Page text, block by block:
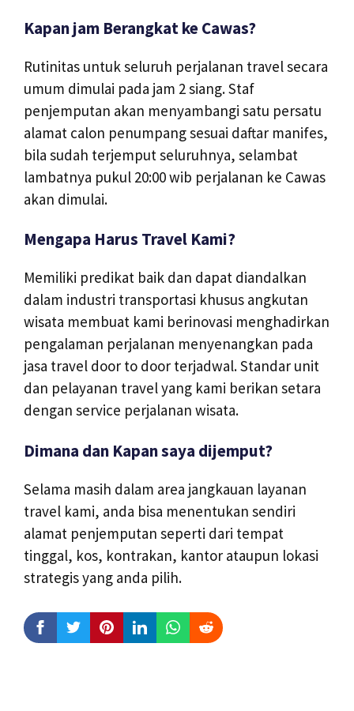
Kapan jam Berangkat ke Cawas?
Rutinitas untuk seluruh perjalanan travel secara
umum dimulai pada jam 2 siang. Staf
penjemputan akan menyambangi satu persatu
alamat calon penumpang sesuai daftar manifes,
bila sudah terjemput seluruhnya, selambat
lambatnya pukul 20:00 wib perjalanan ke Cawas
akan dimulai.
Mengapa Harus Travel Kami?
Memiliki predikat baik dan dapat diandalkan
dalam industri transportasi khusus angkutan
wisata membuat kami berinovasi menghadirkan
pengalaman perjalanan menyenangkan pada
jasa travel door to door terjadwal. Standar unit
dan pelayanan travel yang kami berikan setara
dengan service perjalanan wisata.
Dimana dan Kapan saya dijemput?
Selama masih dalam area jangkauan layanan
travel kami, anda bisa menentukan sendiri
alamat penjemputan seperti dari tempat
tinggal, kos, kontrakan, kantor ataupun lokasi
strategis yang anda pilih.